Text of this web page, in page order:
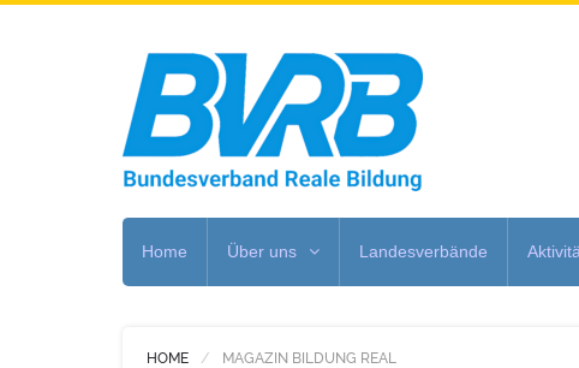
Home Über uns Landesverbände
HOME MAGAZIN BILDUNG REAL